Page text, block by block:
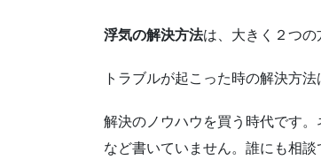
浮気の解決方法は、大きく２つの
トラブルが起こった時の解決方
解決のノウハウを買う時代です
など書いていません。誰にも相